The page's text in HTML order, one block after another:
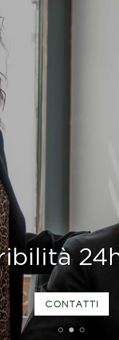
1 2 3
CONTATTI